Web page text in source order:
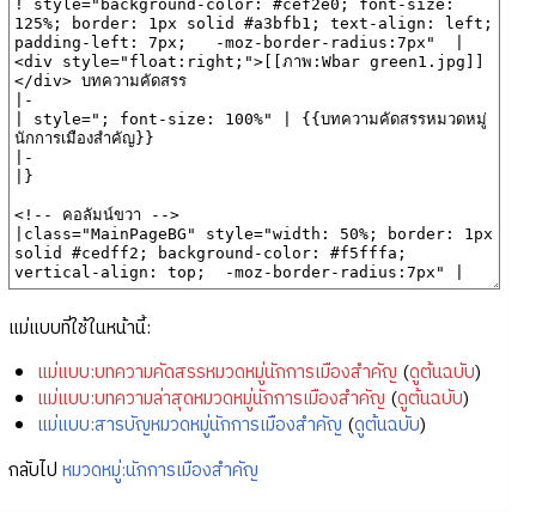
แม่แบบที่ใช้ในหน้านี้:
แม่แบบ:บทความคัดสรรหมวดหมู่นักการเมืองสำคัญ (ดูต้นฉบับ)
แม่แบบ:บทความล่าสุดหมวดหมู่นักการเมืองสำคัญ (ดูต้นฉบับ)
แม่แบบ:สารบัญหมวดหมู่นักการเมืองสำคัญ (ดูต้นฉบับ)
กลับไป หมวดหมู่:นักการเมืองสำคัญ